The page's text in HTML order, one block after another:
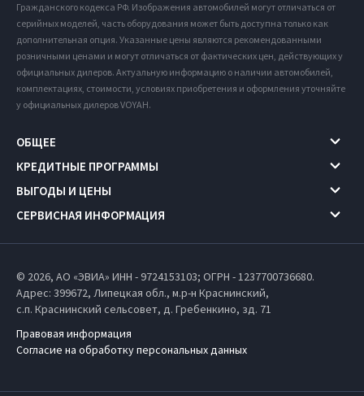
Гражданского кодекса РФ. Изображения автомобилей могут отличаться от
серийных моделей, часть оборудования может быть доступна только как
дополнительная опция. Указанные цены являются рекомендованными
розничными ценами и могут отличаться от фактических цен, действующих у
официальных дилеров. Актуальную информацию о наличии автомобилей,
комплектациях, стоимости, условиях приобретения и оформления уточняйте
у официальных дилеров VOYAH.
ОБЩЕЕ
КРЕДИТНЫЕ ПРОГРАММЫ
ВЫГОДЫ И ЦЕНЫ
СЕРВИСНАЯ ИНФОРМАЦИЯ
© 2026, АО «ЭВИА» ИНН - 9724153103; ОГРН - 1237700736680.
Адрес: 399672, Липецкая обл., м.р-н Краснинский,
с.п. Краснинский сельсовет, д. Гребенкино, зд. 71
Правовая информация
Согласие на обработку персональных данных